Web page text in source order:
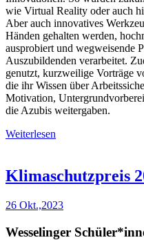
wie Virtual Reality oder auch
Aber auch innovatives
Händen gehalten werden,
ausprobiert und wegweisende
Auszubildenden verarbeitet.
genutzt, kurzweilige Vorträge
die ihr Wissen über
Motivation,
die Azubis weitergaben.
Weiterlesen
Klimaschutzpreis
26 Okt.,2023
Wesselinger